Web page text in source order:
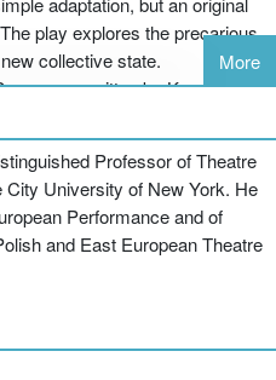
play explores the precarious
collective state.
was written by Konstanty
was one of Poland's most
began work as a playwright,
performers (animal and
ofThe Little Theatre of
the Cracow literary
The Green Goosewent
was finally staged in 1955 and
flourished in the 1960s.
More
Professor of Theatre
University of New York. He
Performance and of
and East European Theatre